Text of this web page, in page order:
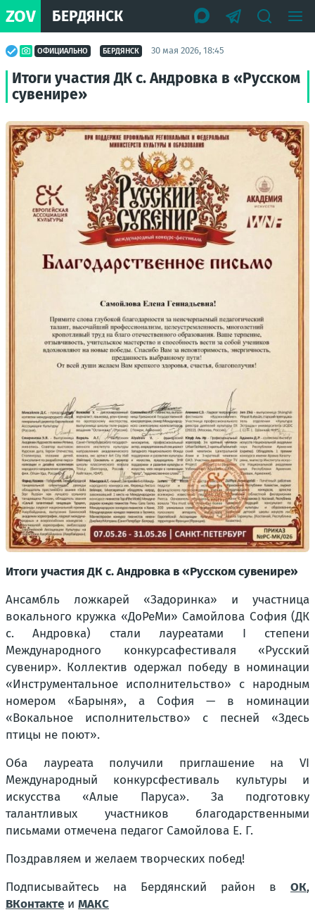
ZOV БЕРДЯНСК
ОФИЦИАЛЬНО БЕРДЯНСК 30 мая 2026, 18:45
Итоги участия ДК с. Андровка в «Русском
сувенире»
Итоги участия ДК с. Андровка в «Русском сувенире»
Ансамбль ложкарей «Задоринка» и участница
вокального кружка «ДоРеМи» Самойлова София (ДК
с. Андровка) стали лауреатами I степени
Международного конкурсафестиваля «Русский
сувенир». Коллектив одержал победу в номинации
«Инструментальное исполнительство» с народным
номером «Барыня», а София — в номинации
«Вокальное исполнительство» с песней «Здесь
птицы не поют».
Оба лауреата получили приглашение на VI
Международный конкурсфестиваль культуры и
искусства «Алые Паруса». За подготовку
талантливых участников благодарственными
письмами отмечена педагог Самойлова Е. Г.
Поздравляем и желаем творческих побед!
Подписывайтесь на Бердянский район в ОК,
ВКонтакте и МАКС